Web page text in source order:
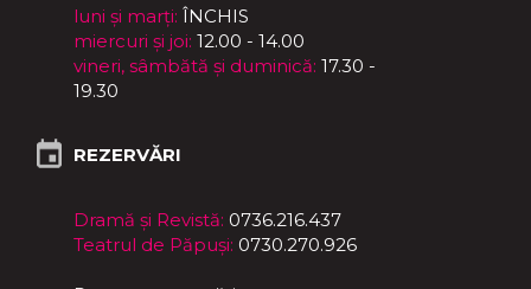
luni și marți: ÎNCHIS
miercuri și joi: 12.00 - 14.00
vineri, sâmbătă și duminică: 17.30 -
19.30
REZERVĂRI
Dramă și Revistă: 0736.216.437
Teatrul de Păpuși: 0730.270.926